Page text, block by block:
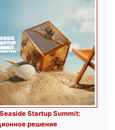
Startup Summit:
решение